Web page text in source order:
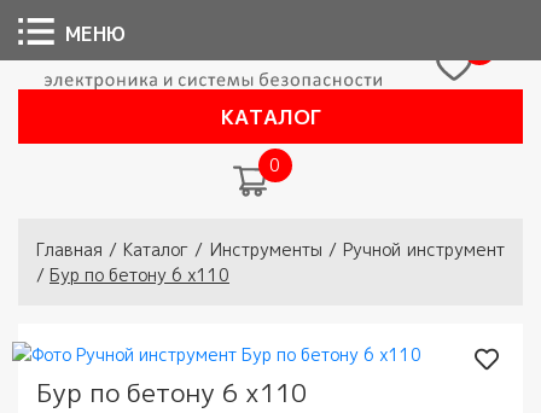
КАТАЛОГ
0
Вы здесь
Главная / Каталог / Инструменты / Ручной инструмент
/ Бур по бетону 6 х110
Бур по бетону 6 х110
МЕНЮ